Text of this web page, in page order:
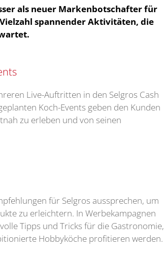
als neuer Markenbotschafter für
spannender Aktivitäten, die
Live-Auftritten in den Selgros Cash
Koch-Events geben den Kunden
zu erleben und von seinen
für Selgros aussprechen, um
zu erleichtern. In Werbekampagnen
Tipps und Tricks für die Gastronomie,
Hobbyköche profitieren werden.